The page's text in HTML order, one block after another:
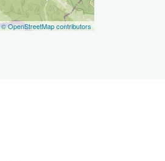
© OpenStreetMap contributors